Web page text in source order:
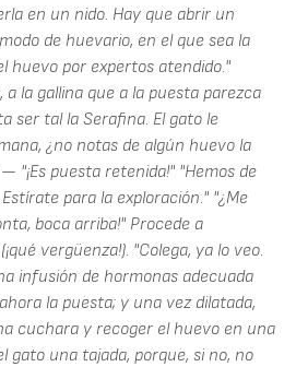
en un nido. Hay que abrir un
de huevario, en el que sea la
huevo por expertos atendido."
a la gallina que a la puesta parezca
ser tal la Serafina. El gato le
¿no notas de algún huevo la
"¡Es puesta retenida!" "Hemos de
para la exploración." "¿Me
boca arriba!" Procede a
vergüenza!). "Colega, ya lo veo.
infusión de hormonas adecuada
la puesta; y una vez dilatada,
cuchara y recoger el huevo en una
gato una tajada, porque, si no, no